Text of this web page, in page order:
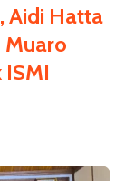
Aidi Hatta
Muaro
ISMI